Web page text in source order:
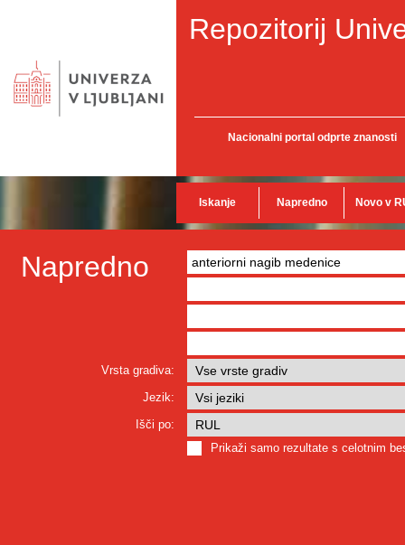
Repozitorij
Nacionalni portal odprte znanosti
Iskanje Napredno Novo v
Napredno
Vrsta gradiva:
Jezik:
Išči po:
Prikaži samo rezultate s celotnim